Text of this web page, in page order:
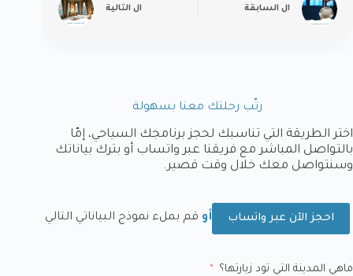
ال السابقة ال التالية
رتّب رحلتك معنا بسهولة
اختر الطريقة التي تناسبك لحجز برنامجك السياحي، إمّا
بالتواصل المباشر مع فريقنا عبر واتساب أو بترك بياناتك
وسنتواصل معك خلال وقت قصير.
احجز الآن عبر واتساب أو قم بملء نموذج البياناتي التالي
ماهي المدينة التي تود زيارتها؟